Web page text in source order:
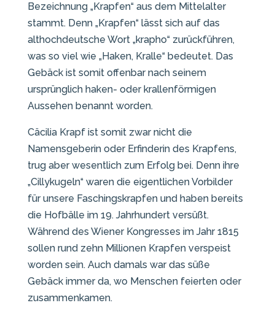
Bezeichnung „Krapfen“ aus dem Mittelalter
stammt. Denn „Krapfen“ lässt sich auf das
althochdeutsche Wort „krapho“ zurückführen,
was so viel wie „Haken, Kralle“ bedeutet. Das
Gebäck ist somit offenbar nach seinem
ursprünglich haken- oder krallenförmigen
Aussehen benannt worden.
Cäcilia Krapf ist somit zwar nicht die
Namensgeberin oder Erfinderin des Krapfens,
trug aber wesentlich zum Erfolg bei. Denn ihre
„Cillykugeln“ waren die eigentlichen Vorbilder
für unsere Faschingskrapfen und haben bereits
die Hofbälle im 19. Jahrhundert versüßt.
Während des Wiener Kongresses im Jahr 1815
sollen rund zehn Millionen Krapfen verspeist
worden sein. Auch damals war das süße
Gebäck immer da, wo Menschen feierten oder
zusammenkamen.